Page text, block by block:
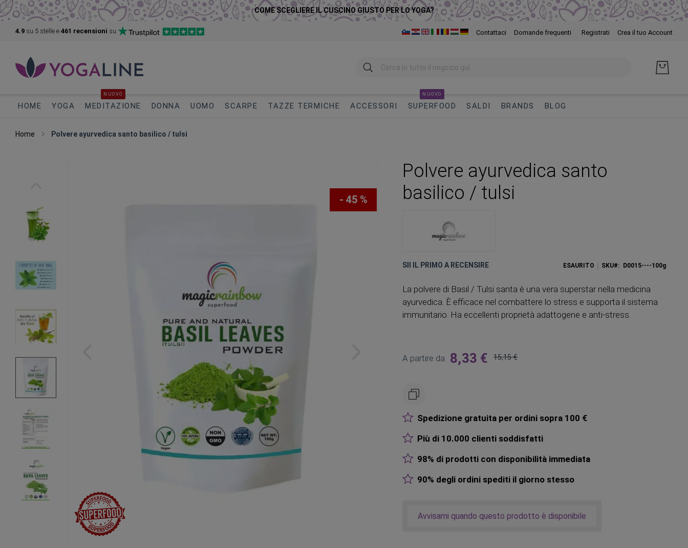
COME SCEGLIERE IL CUSCINO GIUSTO PER LO YOGA?
4.9 su 5 stelle e 461 recensioni su
al
Contattaci Domande frequenti Registrati Crea il tuo Account
Ricerca
HOME YOGA MEDITAZIONE
NUOVO
DONNA UOMO SCARPE TAZZE TERMICHE ACCESSORI SUPERFOOD
NUOVO
SALDI BRANDS BLOG
Home Polvere ayurvedica santo basilico / tulsi
galleria
immagini
- 45 %
Polvere ayurvedica santo
basilico / tulsi
SII IL PRIMO A RECENSIRE ESAURITO SKU D0015----100g
La polvere di Basil / Tulsi santa è una vera superstar nella medicina
ayurvedica. È efficace nel combattere lo stress e supporta il sistema
immunitario. Ha eccellenti proprietà adattogene e anti-stress.
A partire da 8,33 €
Prezzo
15,15 €
Spedizione gratuita per ordini sopra 100 €
Più di 10.000 clienti soddisfatti
98% di prodotti con disponibilità immediata
90% degli ordini spediti il giorno stesso
Avvisami quando questo prodotto è disponibile